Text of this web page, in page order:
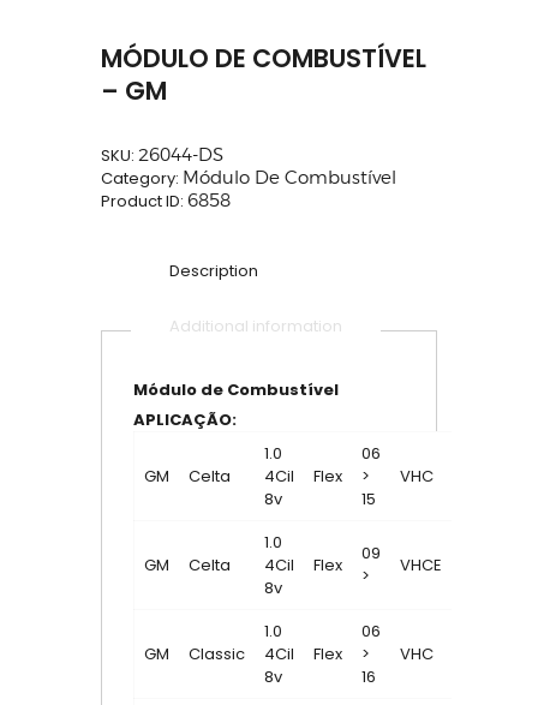
MÓDULO DE COMBUSTÍVEL
– GM
SKU: 26044-DS
Category: Módulo De Combustível
Product ID: 6858
Description
Additional information
Módulo de Combustível
APLICAÇÃO:
GM Celta
1.0
4Cil
8v
Flex
06
>
15
VHC
GM Celta
1.0
4Cil
8v
Flex
09
>
VHCE
GM Classic
1.0
4Cil
8v
Flex
06
>
16
VHC